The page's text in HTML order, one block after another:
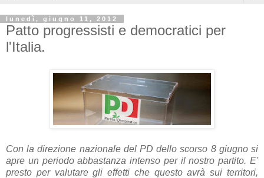
lunedì, giugno 11, 2012
Patto progressisti e democratici per
l'Italia.
Con la direzione nazionale del PD dello scorso 8 giugno si
apre un periodo abbastanza intenso per il nostro partito. E'
presto per valutare gli effetti che questo avrà sui territori,